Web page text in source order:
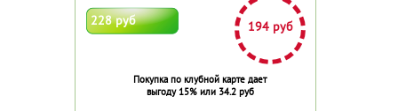
228 руб 194 руб
Покупка по клубной карте дает
выгоду 15% или 34.2 руб